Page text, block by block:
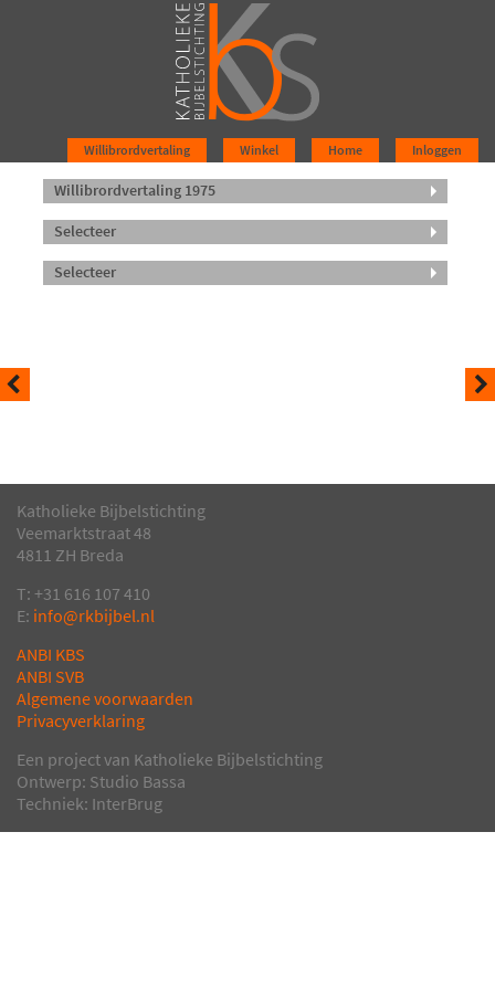
Inloggen
Home
Winkel
Willibrordvertaling
Willibrordvertaling 1975
Selecteer
Selecteer
Katholieke Bijbelstichting
Veemarktstraat 48
4811 ZH Breda
T: +31 616 107 410
E: info@rkbijbel.nl
ANBI KBS
ANBI SVB
Algemene voorwaarden
Privacyverklaring
Een project van Katholieke Bijbelstichting
Ontwerp: Studio Bassa
Techniek: InterBrug